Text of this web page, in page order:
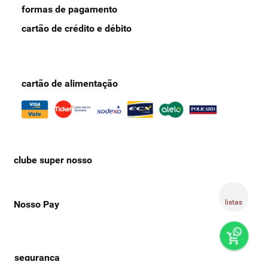
listas
formas de pagamento
cartão de crédito e débito
cartão de alimentação
clube super nosso
Nosso Pay